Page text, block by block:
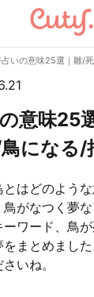
占いの意味25選｜雛/
意味25
になる/
はどのよう
がなつく夢
ワード、鳥
をまとめまし
いね。